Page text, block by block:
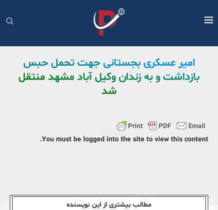
امیر عسکری بجستانی جهت تحمل حبس
بازداشت و به زندان وکیل آباد مشهد منتقل
شد
You must be logged into the site to view this content.
مطالب بیشتری از این نویسندە